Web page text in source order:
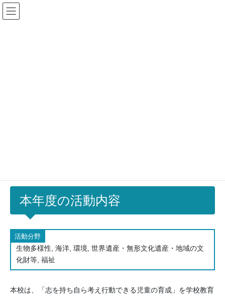
コ
ン
ナ
ビ
本年度の活動内容
活動分野
生物多様性, 海洋, 環境, 世界遺産・無形文化遺産・地域の文
化財等, 福祉
本校は、「志を持ち自ら考え行動できる児童の育成」を学校教育